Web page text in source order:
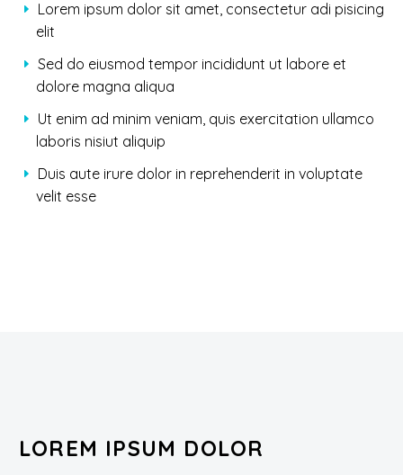
Lorem ipsum dolor sit amet, consectetur adi pisicing
elit
Sed do eiusmod tempor incididunt ut labore et
dolore magna aliqua
Ut enim ad minim veniam, quis exercitation ullamco
laboris nisiut aliquip
Duis aute irure dolor in reprehenderit in voluptate
velit esse
LOREM IPSUM DOLOR